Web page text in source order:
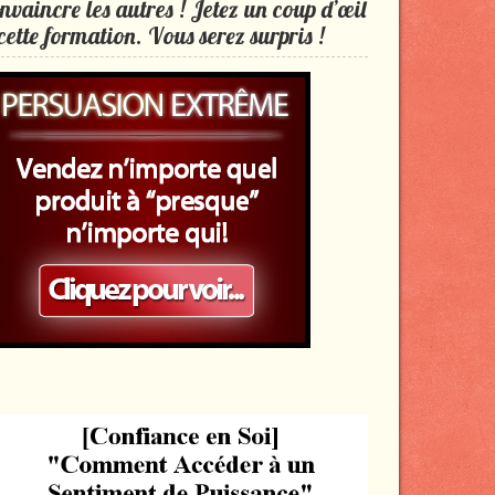
les autres ! Jetez un coup d’œil
formation. Vous serez surpris !